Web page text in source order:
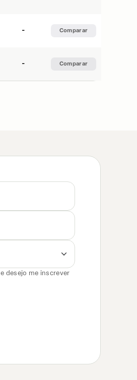
- Comparar
- Comparar
e desejo me inscrever